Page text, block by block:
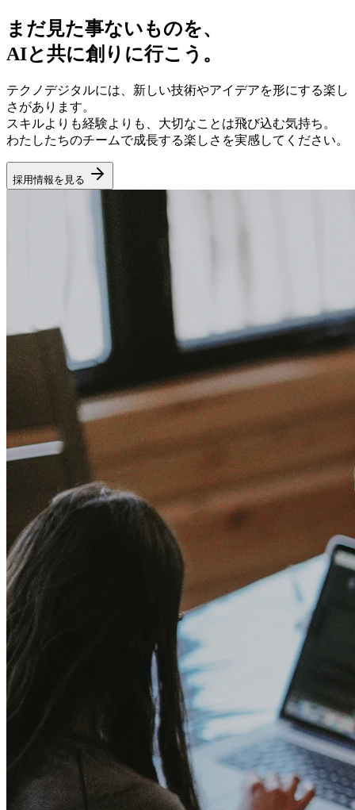
まだ見た事ないものを、
AIと共に創りに行こう。
テクノデジタルには、新しい技術やアイデアを形にする楽し
さがあります。
スキルよりも経験よりも、大切なことは飛び込む気持ち。
わたしたちのチームで成長する楽しさを実感してください。
採用情報を見る